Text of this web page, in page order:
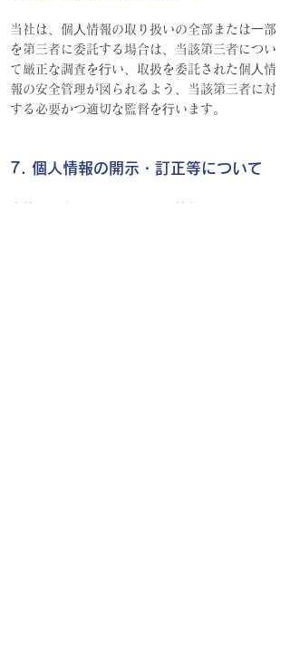
当社は、個⼈情報の取り扱いの全部または⼀部
を第三者に委託する場合は、当該第三者につい
て厳正な調査を⾏い、取扱を委託された個⼈情
報の安全管理が図られるよう、当該第三者に対
する必要かつ適切な監督を⾏います。
7. 個人情報の開示・訂正等について